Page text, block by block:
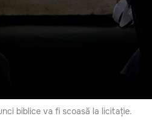
biblice va fi scoasă la licitație.